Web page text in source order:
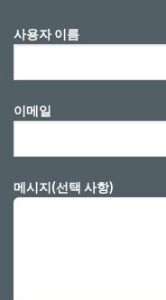
사용자 이름
이메일
메시지(선택 사항)